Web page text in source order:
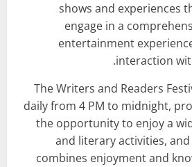
shows and experiences
engage in a
entertainment
interaction
The Writers and Readers
daily from 4 PM to midnight,
the opportunity to enjoy a
and literary activities,
combines enjoyment and